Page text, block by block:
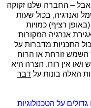
אבל – החברה שלנו זקוקה
ואנרגיה, בכול שעות
רציף) כמויות
אנרגיה המקורות
התכניות מדברות על
השמש זורחת או הרוח
או אין רוח. הצרה היא
האלה בונות על דבר
על הטכנולוגיות